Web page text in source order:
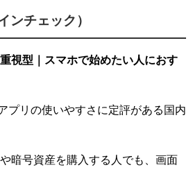
チェック）
視型｜スマホで始めたい人におす
プリの使いやすさに定評がある国内
暗号資産を購入する人でも、画面